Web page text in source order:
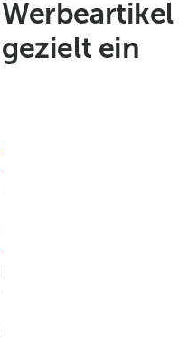
Werbeartikel
gezielt ein